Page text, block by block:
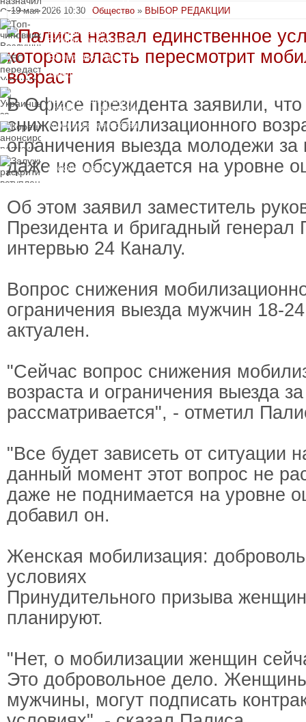
пресечения
Воздушных сил
вручили подозрение по
1 млрд гривен
ЕС передаст Украине
средства от доходов от
замороженных активов
России
могут потерять доступ
к госжилью и выплатам
Корецкий анонсировал
ревизию госбюджета
раскритиковал
вступление Украины в
19 мая 2026 10:30 Общество » ВЫБОР РЕДАКЦИИ
В Офисе президента заявили, что
снижения мобилизационного
ограничения выезда молодежи за
даже не обсуждается на уровне
Об этом заявил заместитель
Президента и бригадный
интервью 24 Каналу.
Вопрос снижения
ограничения выезда мужчин 18-
актуален.
"Сейчас вопрос снижения
возраста и ограничения выезда
рассматривается", - отметил
"Все будет зависеть от ситуации
данный момент этот вопрос не
даже не поднимается на уровне
добавил он.
Женская мобилизация:
условиях
Принудительного призыва
планируют.
"Нет, о мобилизации женщин
Это добровольное дело.
мужчины, могут подписать